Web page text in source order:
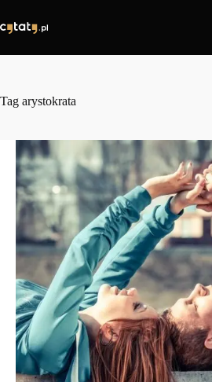
treści
Tag arystokrata